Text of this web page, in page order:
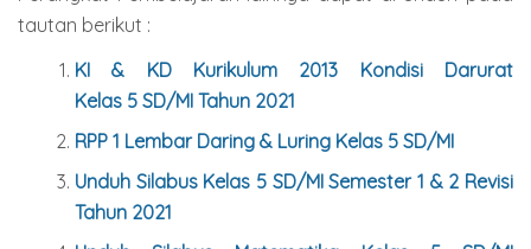
tautan berikut :
KI & KD Kurikulum 2013 Kondisi Darurat
Kelas 5 SD/MI Tahun 2021
RPP 1 Lembar Daring & Luring Kelas 5 SD/MI
Unduh Silabus Kelas 5 SD/MI Semester 1 & 2 Revisi
Tahun 2021